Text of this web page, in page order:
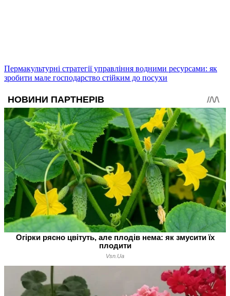
Пермакультурні стратегії управління водними ресурсами: як
зробити мале господарство стійким до посухи